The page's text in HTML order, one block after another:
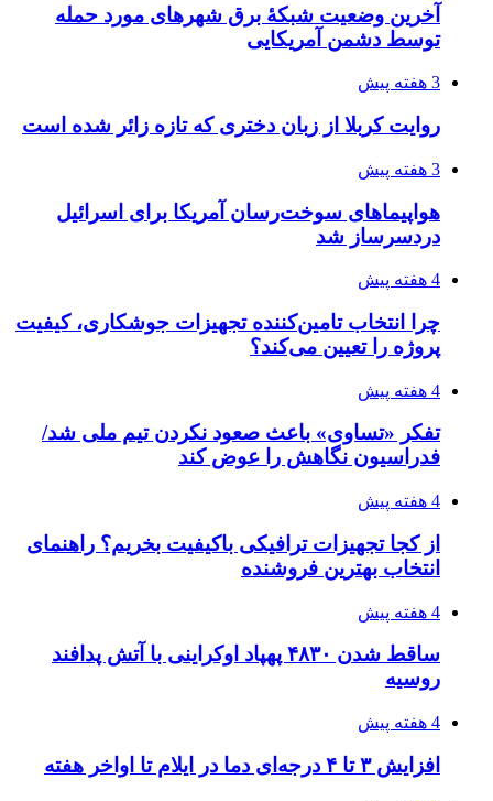
آخرین وضعیت شبکۀ برق شهرهای مورد حمله
توسط دشمن آمریکایی
3 هفته پیش
روایت کربلا از زبان دختری که تازه زائر شده است
3 هفته پیش
هواپیماهای سوخت‌رسان آمریکا برای اسرائیل
دردسرساز شد
4 هفته پیش
چرا انتخاب تامین‌کننده تجهیزات جوشکاری، کیفیت
پروژه را تعیین می‌کند؟
4 هفته پیش
تفکر «تساوی» باعث صعود نکردن تیم ملی شد/
فدراسیون نگاهش را عوض کند
4 هفته پیش
از کجا تجهیزات ترافیکی باکیفیت بخریم؟ راهنمای
انتخاب بهترین فروشنده
4 هفته پیش
ساقط شدن ۴۸۳۰ پهپاد اوکراینی با آتش پدافند
روسیه
4 هفته پیش
افزایش ۳ تا ۴ درجه‌ای دما در ایلام تا اواخر هفته